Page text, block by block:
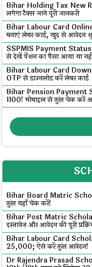
Bihar Holding Tax New
लगेगा टैक्स जाने पूरी जानकरी
Bihar Labour Card Online
बनाएं लेबर कार्ड, खुद से आवेदन
SSPMIS Payment Status
से देखें पेंशन का पैसा आया या
Bihar Labour Card
OTP से डाउनलोड करें लेबर कार्ड
Bihar Pension Payment
₹1100! मोबाइल से तुरंत चेक करें
Bihar Board Matric
तुरंत यहाँ चेक करें!
Bihar Post Matric
दस्तावेज़ और आवेदन की पूरी
Bihar Labour Card
₹25,000; ऐसे करें तुरंत आवेदन!
Dr Rajendra Prasad